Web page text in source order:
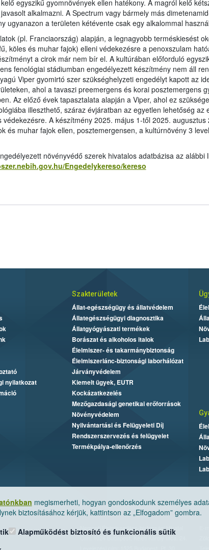
egyszikű gyomnövények ellen hatékony. A magról kelő
alkalmazni. A Spectrum vagy bármely más
ugyanazon a területen kétévente csak egy alkalommal
(pl. Franciaország) alapján, a legnagyobb terméskiesést
köles és muhar fajok) elleni védekezésre a penoxszulam
a cirok már nem bír el. A kultúrában előforduló
fenológiai stádiumban engedélyezett készítmény nem áll
Viper gyomirtó szer szükséghelyzeti engedélyt kapott az
ahol a tavaszi preemergens és korai posztemergens
Az előző évek tapasztalata alapján a Viper, ahol ez
illeszthető, száraz évjáratban az egyetlen lehetőség az
védekezésre. A készítmény 2025. május 1-től 2025. augusztus
és muhar fajok ellen, posztemergensen, a kultúrnövény 3
növényvédő szerek hivatalos adatbázisa az alábbi
Engedelykereso/kereso
megismerheti, hogyan gondoskodunk személyes
biztosításához kérjük, kattintson az „Elfogadom” gombra.
Alapműködést biztosító és funkcionális sütik
nyilatkozat
Szakterületek
Állat-egészségügy és állatvédelem
Állategészségügyi diagnosztika
Állatgyógyászati termékek
Borászat és alkoholos italok
Élelmiszer- és takarmánybiztonság
Élelmiszerlánc-biztonsági laborhálózat
Járványvédelem
Kiemelt ügyek, EUTR
Kockázatkezelés
Mezőgazdasági genetikai erőforrások
Növényvédelem
Nyilvántartási és Felügyeleti Díj
Rendszerszervezés és felügyelet
Termékpálya-ellenőrzés
Nemzeti Élelmiszerlánc-biztonsági Hivatal